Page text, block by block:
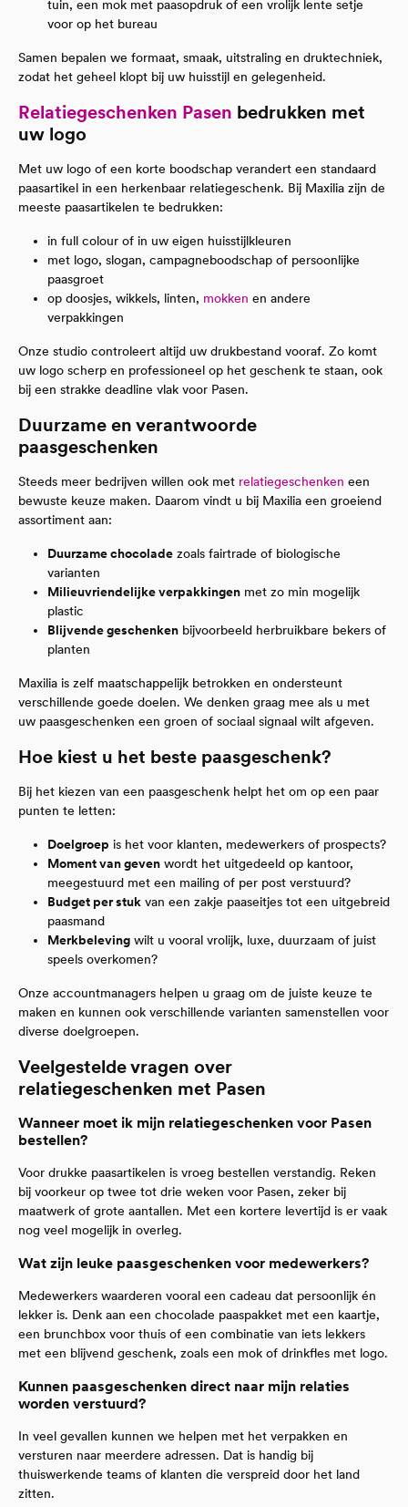
tuin, een mok met paasopdruk of een vrolijk lente setje
voor op het bureau
Samen bepalen we formaat, smaak, uitstraling en druktechniek,
zodat het geheel klopt bij uw huisstijl en gelegenheid.
Relatiegeschenken Pasen bedrukken met
uw logo
Met uw logo of een korte boodschap verandert een standaard
paasartikel in een herkenbaar relatiegeschenk. Bij Maxilia zijn de
meeste paasartikelen te bedrukken:
in full colour of in uw eigen huisstijlkleuren
met logo, slogan, campagneboodschap of persoonlijke
paasgroet
op doosjes, wikkels, linten, mokken en andere
verpakkingen
Onze studio controleert altijd uw drukbestand vooraf. Zo komt
uw logo scherp en professioneel op het geschenk te staan, ook
bij een strakke deadline vlak voor Pasen.
Duurzame en verantwoorde
paasgeschenken
Steeds meer bedrijven willen ook met relatiegeschenken een
bewuste keuze maken. Daarom vindt u bij Maxilia een groeiend
assortiment aan:
Duurzame chocolade zoals fairtrade of biologische
varianten
Milieuvriendelijke verpakkingen met zo min mogelijk
plastic
Blijvende geschenken bijvoorbeeld herbruikbare bekers of
planten
Maxilia is zelf maatschappelijk betrokken en ondersteunt
verschillende goede doelen. We denken graag mee als u met
uw paasgeschenken een groen of sociaal signaal wilt afgeven.
Hoe kiest u het beste paasgeschenk?
Bij het kiezen van een paasgeschenk helpt het om op een paar
punten te letten:
Doelgroep is het voor klanten, medewerkers of prospects?
Moment van geven wordt het uitgedeeld op kantoor,
meegestuurd met een mailing of per post verstuurd?
Budget per stuk van een zakje paaseitjes tot een uitgebreid
paasmand
Merkbeleving wilt u vooral vrolijk, luxe, duurzaam of juist
speels overkomen?
Onze accountmanagers helpen u graag om de juiste keuze te
maken en kunnen ook verschillende varianten samenstellen voor
diverse doelgroepen.
Veelgestelde vragen over
relatiegeschenken met Pasen
Wanneer moet ik mijn relatiegeschenken voor Pasen
bestellen?
Voor drukke paasartikelen is vroeg bestellen verstandig. Reken
bij voorkeur op twee tot drie weken voor Pasen, zeker bij
maatwerk of grote aantallen. Met een kortere levertijd is er vaak
nog veel mogelijk in overleg.
Wat zijn leuke paasgeschenken voor medewerkers?
Medewerkers waarderen vooral een cadeau dat persoonlijk én
lekker is. Denk aan een chocolade paaspakket met een kaartje,
een brunchbox voor thuis of een combinatie van iets lekkers
met een blijvend geschenk, zoals een mok of drinkfles met logo.
Kunnen paasgeschenken direct naar mijn relaties
worden verstuurd?
In veel gevallen kunnen we helpen met het verpakken en
versturen naar meerdere adressen. Dat is handig bij
thuiswerkende teams of klanten die verspreid door het land
zitten.